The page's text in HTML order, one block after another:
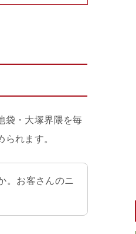
袋・大塚界隈を毎
れます。
。お客さんのニ